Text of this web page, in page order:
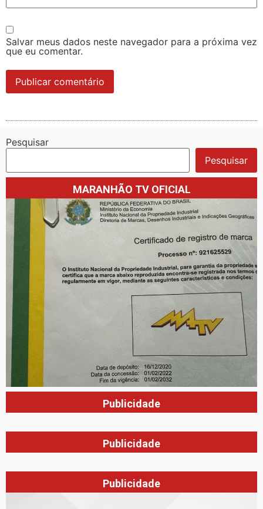
Salvar meus dados neste navegador para a próxima vez
que eu comentar.
Pesquisar
Pesquisar
MARANHÃO TV OFICIAL
Publicidade
Publicidade
Publicidade